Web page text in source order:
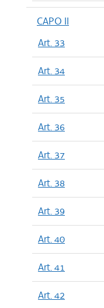
CAPO II
Art. 33
Art. 34
Art. 35
Art. 36
Art. 37
Art. 38
Art. 39
Art. 40
Art. 41
Art. 42